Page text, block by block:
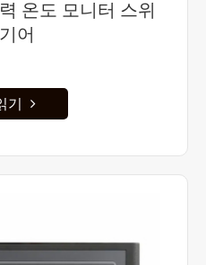
온도 모니터 스위
어
기